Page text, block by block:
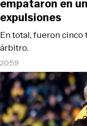
20:59
En total, fueron
árbitro.
empataron en
expulsiones